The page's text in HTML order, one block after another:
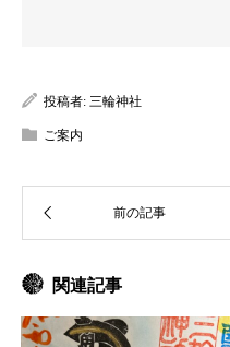
投稿者: 三輪神社
ご案内
関連記事